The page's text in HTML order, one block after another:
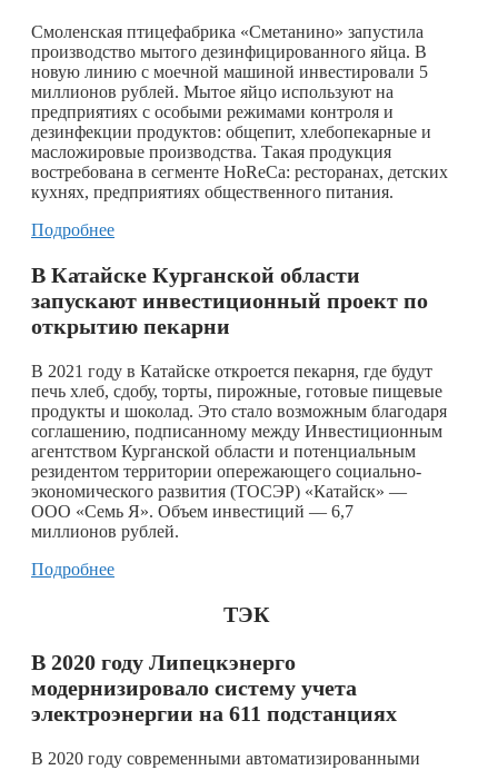
Смоленская птицефабрика «Сметанино» запустила
производство мытого дезинфицированного яйца. В
новую линию с моечной машиной инвестировали 5
миллионов рублей. Мытое яйцо используют на
предприятиях с особыми режимами контроля и
дезинфекции продуктов: общепит, хлебопекарные и
масложировые производства. Такая продукция
востребована в сегменте HoReCa: ресторанах, детских
кухнях, предприятиях общественного питания.
Подробнее
В Катайске Курганской области
запускают инвестиционный проект по
открытию пекарни
В 2021 году в Катайске откроется пекарня, где будут
печь хлеб, сдобу, торты, пирожные, готовые пищевые
продукты и шоколад. Это стало возможным благодаря
соглашению, подписанному между Инвестиционным
агентством Курганской области и потенциальным
резидентом территории опережающего социально-
экономического развития (ТОСЭР) «Катайск» —
ООО «Семь Я». Объем инвестиций — 6,7
миллионов рублей.
Подробнее
ТЭК
В 2020 году Липецкэнерго
модернизировало систему учета
электроэнергии на 611 подстанциях
В 2020 году современными автоматизированными